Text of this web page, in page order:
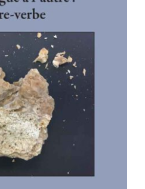
– D’une langue à
verbe